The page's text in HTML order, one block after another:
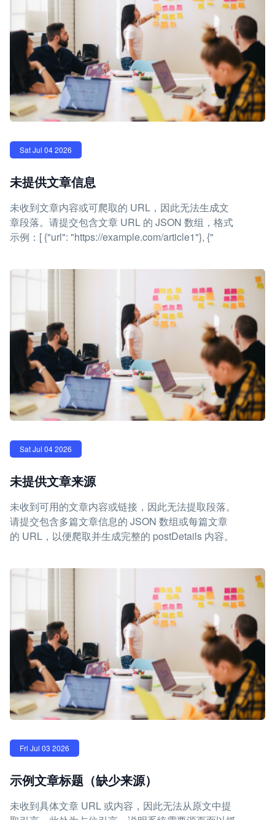
Sat Jul 04 2026
未提供文章信息
未收到文章内容或可爬取的 URL，因此无法生成文
章段落。请提交包含文章 URL 的 JSON 数组，格式
示例：[ {"url": "https://example.com/article1"}, {"
Sat Jul 04 2026
未提供文章来源
未收到可用的文章内容或链接，因此无法提取段落。
请提交包含多篇文章信息的 JSON 数组或每篇文章
的 URL，以便爬取并生成完整的 postDetails 内容。
Fri Jul 03 2026
示例文章标题（缺少来源）
未收到具体文章 URL 或内容，因此无法从原文中提